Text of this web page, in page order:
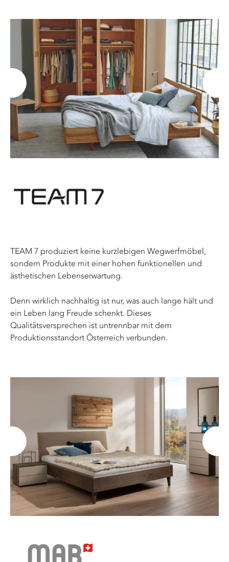
TEAM 7 produziert keine kurzlebigen Wegwerfmöbel,
sondern Produkte mit einer hohen funktionellen und
ästhetischen Lebenserwartung.
Denn wirklich nachhaltig ist nur, was auch lange hält und
ein Leben lang Freude schenkt. Dieses
Qualitätsversprechen ist untrennbar mit dem
Produktionsstandort Österreich verbunden.